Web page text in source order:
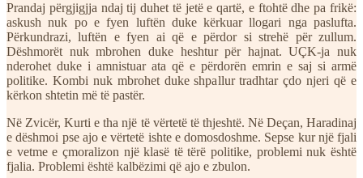
Prandaj përgjigjja ndaj tij duhet të jetë e qartë, e ftohtë dhe pa frikë:
askush nuk po e fyen luftën duke kërkuar llogari nga paslufta.
Përkundrazi, luftën e fyen ai që e përdor si strehë për zullum.
Dëshmorët nuk mbrohen duke heshtur për hajnat. UÇK-ja nuk
nderohet duke i amnistuar ata që e përdorën emrin e saj si armë
politike. Kombi nuk mbrohet duke shpallur tradhtar çdo njeri që e
kërkon shtetin më të pastër.
Në Zvicër, Kurti e tha një të vërtetë të thjeshtë. Në Deçan, Haradinaj
e dëshmoi pse ajo e vërtetë ishte e domosdoshme. Sepse kur një fjali
e vetme e çmoralizon një klasë të tërë politike, problemi nuk është
fjalia. Problemi është kalbëzimi që ajo e zbulon.